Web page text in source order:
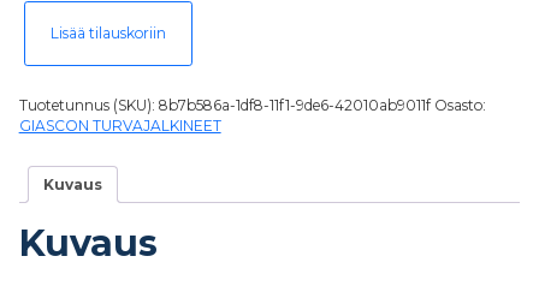
Turvajalkine Giasco Cosmo S3L, koko 39 määrä
Lisää tilauskoriin
Tuotetunnus (SKU): 8b7b586a-1df8-11f1-9de6-42010ab9011f Osasto:
GIASCON TURVAJALKINEET
Kuvaus
Kuvaus